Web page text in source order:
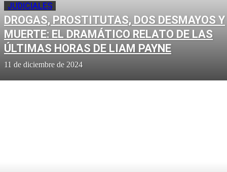
JUDICIALES
DROGAS, PROSTITUTAS, DOS DESMAYOS Y
MUERTE: EL DRAMÁTICO RELATO DE LAS
ÚLTIMAS HORAS DE LIAM PAYNE
11 de diciembre de 2024